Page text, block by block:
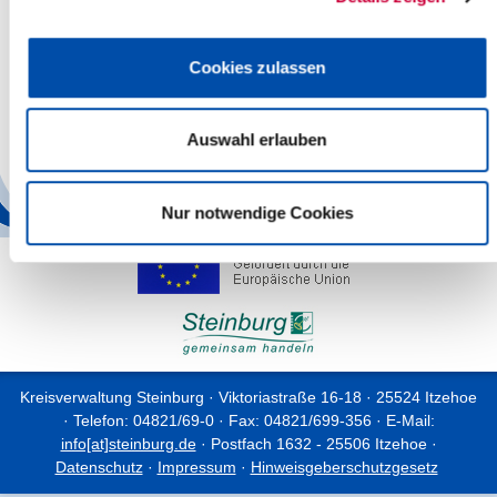
Cookies zulassen
Auswahl erlauben
Nur notwendige Cookies
Telefonnummer. Ab sofort erreichen Sie die Mitarbeiterinnen und
Mitarbeiter unter 04821 1788099.
Weiterlesen
Kreisverwaltung Steinburg · Viktoriastraße 16-18 · 25524 Itzehoe
· Telefon: 04821/69-0 · Fax: 04821/699-356 · E-Mail:
info[at]steinburg.de· Postfach 1632 - 25506 Itzehoe ·
Datenschutz· Impressum · Hinweisgeberschutzgesetz